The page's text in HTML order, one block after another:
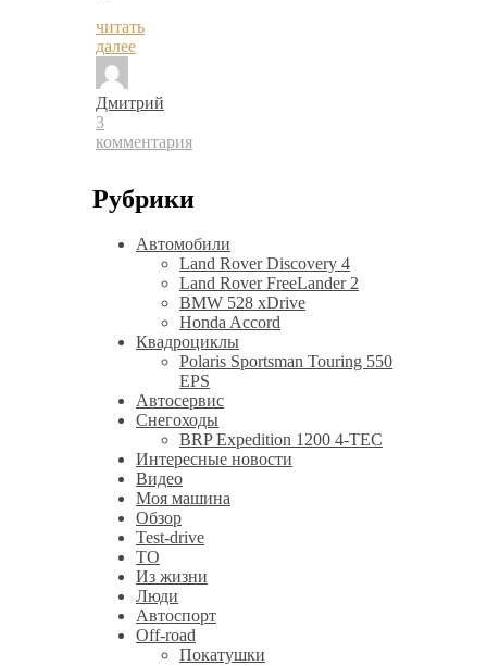
читать
далее
Дмитрий
3
комментария
Рубрики
Автомобили
Land Rover Discovery 4
Land Rover FreeLander 2
BMW 528 xDrive
Honda Accord
Квадроциклы
Polaris Sportsman Touring 550
EPS
Автосервис
Снегоходы
BRP Expedition 1200 4-TEC
Интересные новости
Видео
Моя машина
Обзор
Test-drive
ТО
Из жизни
Люди
Автоспорт
Off-road
Покатушки